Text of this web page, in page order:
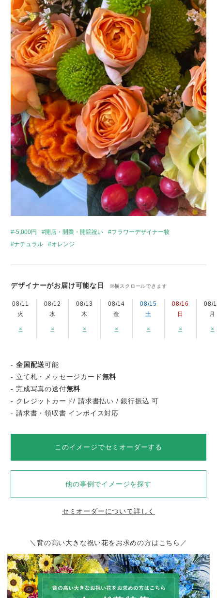
-5,000円 開店・開業・開院祝い
フラワーデザイナー牧
ナチュラル
オレンジ
デザイナーがお届け可能な日 ※横スクロールできます
08/11
火
×
08/12
水
×
08/13
木
×
08/14
金
×
08/15
土
×
08/16
日
×
08/
月
×
-全国配送可能
- 立て札・メッセージカード無料
- 完成写真の送付無料
- クレジットカード/ 請求書払い / 銀行振込 可
- 請求書・領収書 インボイス対応
このイメージでセミオーダーする
他の事例でイメージを探す
セミオーダーについて詳しく
＼背の高い大きな祝い花をお求めの方はこちら／